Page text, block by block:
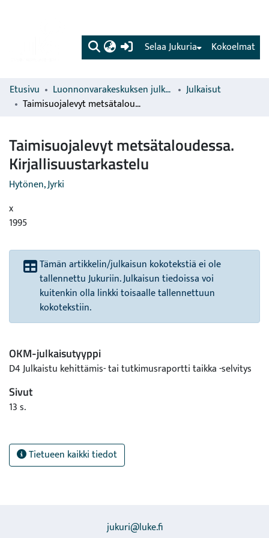
(current) Kokoelmat
Selaa Jukuria
Etusivu Luonnonvarakeskuksen julkaisut
Julkaisut
Taimisuojalevyt metsätaloudessa. Kirjallisuustarkastelu
Taimisuojalevyt metsätaloudessa.
Kirjallisuustarkastelu
Hytönen, Jyrki
x
1995
Tämän artikkelin/julkaisun kokotekstiä ei ole
tallennettu Jukuriin. Julkaisun tiedoissa voi
kuitenkin olla linkki toisaalle tallennettuun
kokotekstiin.
OKM-julkaisutyyppi
D4 Julkaistu kehittämis- tai tutkimusraportti taikka -selvitys
Sivut
13 s.
Tietueen kaikki tiedot
jukuri@luke.fi